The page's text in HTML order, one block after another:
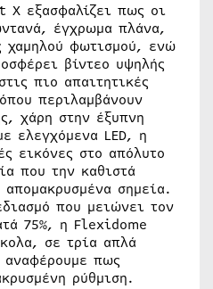
εξασφαλίζει πως οι
έγχρωμα πλάνα,
χαμηλού φωτισμού, ενώ
βίντεο υψηλής
πιο απαιτητικές
περιλαμβάνουν
χάρη στην έξυπνη
ελεγχόμενα LED, η
εικόνες στο απόλυτο
που την καθιστά
σημεία.
που μειώνει τον
75%, η Flexidome
σε τρία απλά
πως
ρύθμιση.